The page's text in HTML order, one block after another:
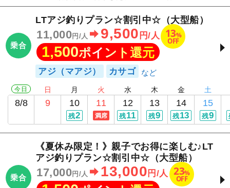
乗合
LTアジ釣りプラン☆割引中☆（大型船）
11,000 円/人 9,500 円/人 13%
OFF
1,500ポイント還元
アジ（マアジ） カサゴ
今日
8/8
日
9
月
10
残2
火
11
満席
水
12
残11
木
13
残9
金
14
残13
土
15
残9
乗合
《夏休み限定！》親子でお得に楽しむ♪LT
アジ釣りプラン☆割引中☆（大型船）
17,000 円/人 13,000 円/人 23%
OFF